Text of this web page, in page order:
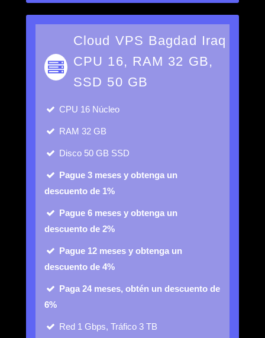
Cloud VPS Bagdad Iraq
CPU 16, RAM 32 GB,
SSD 50 GB
CPU 16 Núcleo
RAM 32 GB
Disco 50 GB SSD
Pague 3 meses y obtenga un
descuento de 1%
Pague 6 meses y obtenga un
descuento de 2%
Pague 12 meses y obtenga un
descuento de 4%
Paga 24 meses, obtén un descuento de
6%
Red 1 Gbps, Tráfico 3 TB